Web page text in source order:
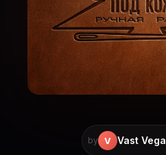
by V Vast Vega